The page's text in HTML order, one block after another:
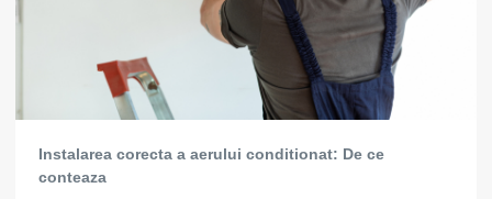
Instalarea corecta a aerului conditionat: De ce
conteaza